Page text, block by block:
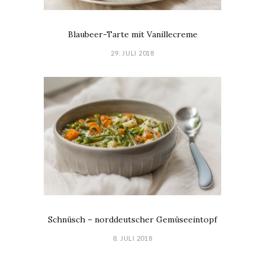
Blaubeer-Tarte mit Vanillecreme
29. JULI 2018
Schnüsch – norddeutscher Gemüseeintopf
8. JULI 2018